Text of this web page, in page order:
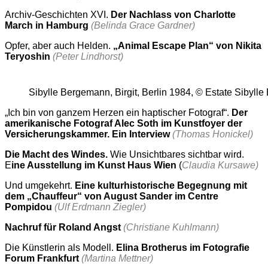
Archiv-Geschichten XVI. Der Nachlass von Charlotte
March in Hamburg (Belinda Grace Gardner)
Opfer, aber auch Helden. „Animal Escape Plan“ von Nikita
Teryoshin (Peter Lindhorst)
Sibylle Bergemann, Birgit, Berlin 1984, © Estate
„Ich bin von ganzem Herzen ein haptischer Fotograf“. Der
amerikanische Fotograf Alec Soth im Kunstfoyer der
Versicherungskammer. Ein Interview (Thomas Honickel)
Die Macht des Windes. Wie Unsichtbares sichtbar wird.
Eine Ausstellung im Kunst Haus Wien (Claudia Kursawe)
Und umgekehrt. Eine kulturhistorische Begegnung mit
dem „Chauffeur“ von August Sander im Centre
Pompidou (Ulf Erdmann Ziegler)
Nachruf für Roland Angst (Christiane Kuhlmann)
Die Künstlerin als Modell. Elina Brotherus im Fotografie
Forum Frankfurt (Martina Mettner)